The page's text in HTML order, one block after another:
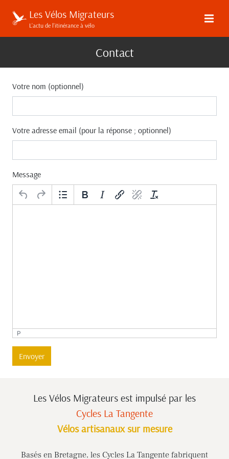
Les Vélos Migrateurs
L’actu de l’itinérance à vélo
Contact
Votre nom (optionnel)
Votre adresse email (pour la réponse ; optionnel)
Message
P
Envoyer
Les Vélos Migrateurs est impulsé par les
Cycles La Tangente
Vélos artisanaux sur mesure
Basés en Bretagne, les Cycles La Tangente fabriquent